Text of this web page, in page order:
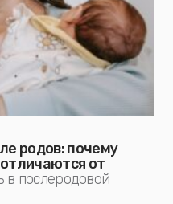
родов: почему
от
в послеродовой